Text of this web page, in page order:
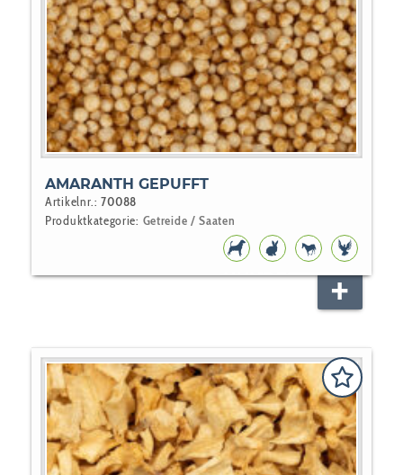
AMARANTH GEPUFFT
Artikelnr.:70088
Produktkategorie: Getreide / Saaten
HUNDEFUTTER
NAGERPFERDVOGEL